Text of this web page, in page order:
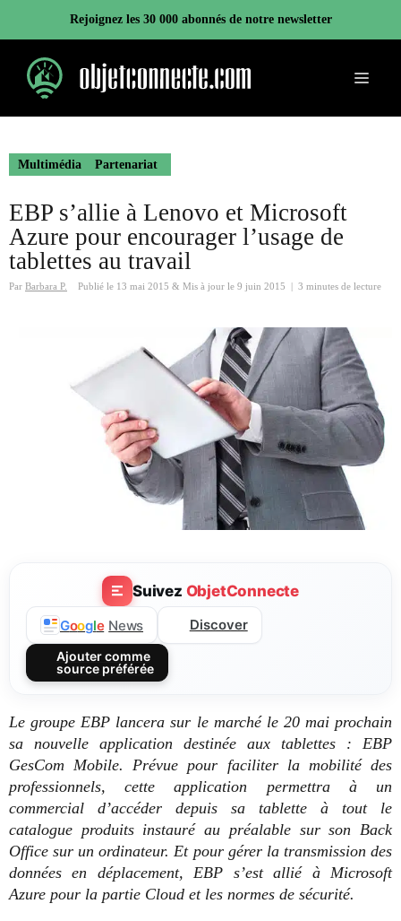
contenu
Rejoignez les 30 000 abonnés de notre newsletter
Menu
Multimédia Partenariat
EBP s’allie à Lenovo et Microsoft
Azure pour encourager l’usage de
tablettes au travail
Par Barbara P. Publié le 13 mai 2015 & Mis à jour le 9 juin 2015 3 minutes de lecture
Suivez ObjetConnecte
Google News Discover
Ajouter comme
source préférée
Le groupe EBP lancera sur le marché le 20 mai prochain
sa nouvelle application destinée aux tablettes : EBP
GesCom Mobile. Prévue pour faciliter la mobilité des
professionnels, cette application permettra à un
commercial d’accéder depuis sa tablette à tout le
catalogue produits instauré au préalable sur son Back
Office sur un ordinateur. Et pour gérer la transmission des
données en déplacement, EBP s’est allié à Microsoft
Azure pour la partie Cloud et les normes de sécurité.